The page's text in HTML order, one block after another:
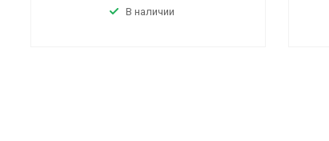
В наличии